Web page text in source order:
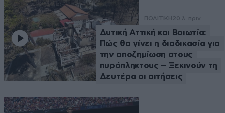
ΠΟΛΙΤΙΚΗ 20 λ. πριν
Δυτική Αττική και Βοιωτία:
Πώς θα γίνει η διαδικασία για
την αποζημίωση στους
πυρόπληκτους – Ξεκινούν τη
Δευτέρα οι αιτήσεις